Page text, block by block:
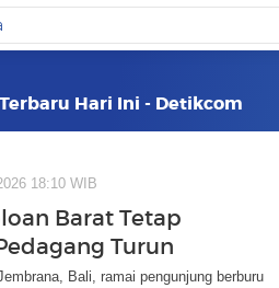
Hari Ini - Detikcom
18:10 WIB
Barat Tetap
Turun
Bali, ramai pengunjung berburu